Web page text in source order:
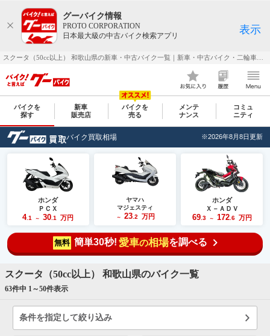
グーバイク情報
PROTO CORPORATION
日本最大級の中古バイク検索アプリ
表示
バイクを
探す
新車
販売店
バイクを
売る
メンテ
ナンス
コミュ
ニティ
バイク買取相場 ※2026年8月8日更新
ホンダ
ＰＣＸ
4.1 ～ 30 .1 万円
ヤマハ
マジェスティ
～ 23.2 万円
ホンダ
Ｘ－ＡＤＶ
69.3 ～ 172.6 万円
無料 簡単30秒! 愛車の相場を調べる
スクータ（50cc以上） 和歌山県のバイク一覧
63件中 1～50件表示
条件を指定して絞り込み